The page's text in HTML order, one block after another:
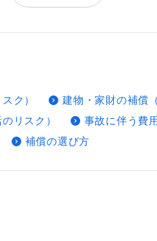
ク）
建物・家財の補償
リスク）
事故に伴う費用
補償の選び方